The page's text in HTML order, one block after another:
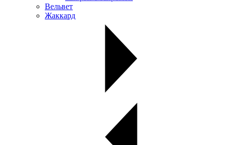
Вельвет
Жаккард